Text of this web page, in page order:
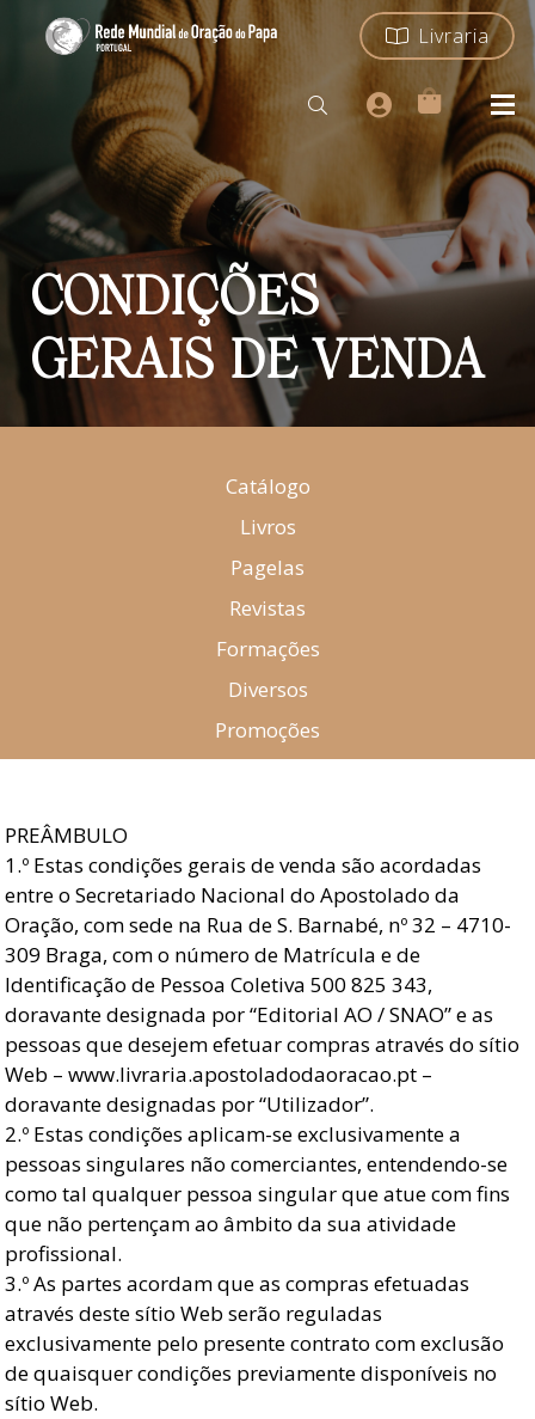
Livraria
CONDIÇÕES
GERAIS DE VENDA
Catálogo
Livros
Pagelas
Revistas
Formações
Diversos
Promoções
PREÂMBULO
1.º Estas condições gerais de venda são acordadas
entre o Secretariado Nacional do Apostolado da
Oração, com sede na Rua de S. Barnabé, nº 32 – 4710-
309 Braga, com o número de Matrícula e de
Identificação de Pessoa Coletiva 500 825 343,
doravante designada por “Editorial AO / SNAO” e as
pessoas que desejem efetuar compras através do sítio
Web – www.livraria.apostoladodaoracao.pt –
doravante designadas por “Utilizador”.
2.º Estas condições aplicam-se exclusivamente a
pessoas singulares não comerciantes, entendendo-se
como tal qualquer pessoa singular que atue com fins
que não pertençam ao âmbito da sua atividade
profissional.
3.º As partes acordam que as compras efetuadas
através deste sítio Web serão reguladas
exclusivamente pelo presente contrato com exclusão
de quaisquer condições previamente disponíveis no
sítio Web.